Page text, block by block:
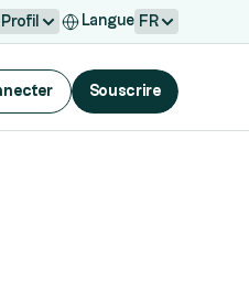
Langue FR
Souscrire